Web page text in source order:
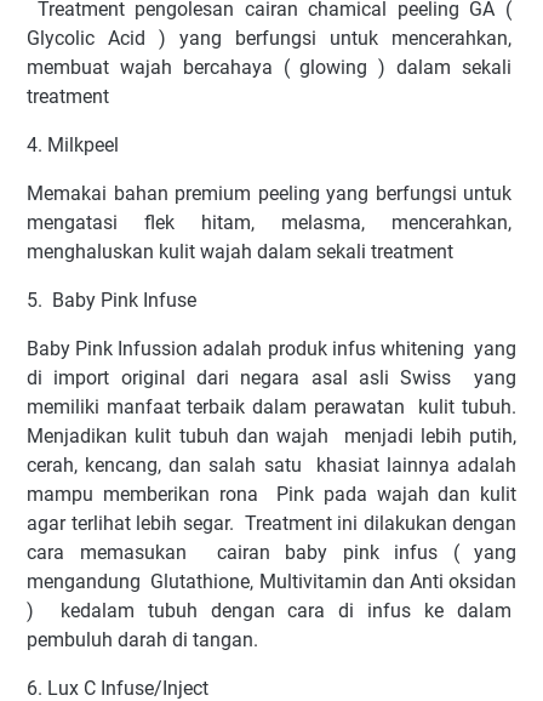
Treatment pengolesan cairan chamical peeling GA (
Glycolic Acid ) yang berfungsi untuk mencerahkan,
membuat wajah bercahaya ( glowing ) dalam sekali
treatment
4. Milkpeel
Memakai bahan premium peeling yang berfungsi untuk
mengatasi flek hitam, melasma, mencerahkan,
menghaluskan kulit wajah dalam sekali treatment
5. Baby Pink Infuse
Baby Pink Infussion adalah produk infus whitening yang
di import original dari negara asal asli Swiss
yang
memiliki manfaat terbaik dalam perawatan
kulit tubuh.
Menjadikan kulit tubuh dan wajah
menjadi lebih putih,
cerah, kencang, dan salah satu
khasiat lainnya adalah
mampu memberikan rona
Pink pada wajah dan kulit
agar terlihat lebih segar. Treatment ini dilakukan dengan
cara memasukan
cairan baby pink infus ( yang
mengandung Glutathione, Multivitamin dan Anti oksidan
)
kedalam tubuh dengan cara di infus ke dalam
pembuluh darah di tangan.
6. Lux C Infuse/Inject